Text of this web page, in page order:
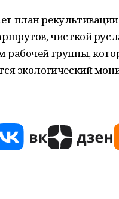
план
чисткой
группы,
экологический